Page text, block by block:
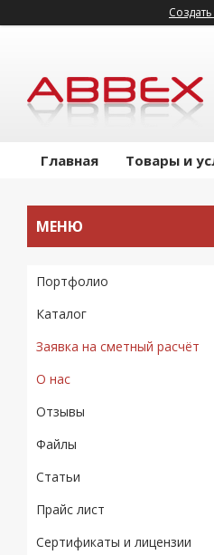
Главная Товары и
Портфолио
Каталог
Заявка на сметный расчёт
О нас
Отзывы
Файлы
Статьи
Прайс лист
Сертификаты и лицензии